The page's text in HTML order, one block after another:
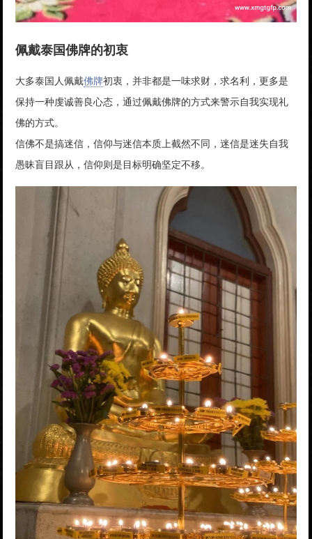
佩戴泰国佛牌的初衷
大多泰国人佩戴佛牌初衷，并非都是一味求财，求名利，更多是
保持一种虔诚善良心态，通过佩戴佛牌的方式来警示自我实现礼
佛的方式。
信佛不是搞迷信，信仰与迷信本质上截然不同，迷信是迷失自我
愚昧盲目跟从，信仰则是目标明确坚定不移。